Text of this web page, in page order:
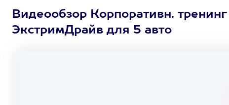
Видеообзор Корпоративн.
ЭкстримДрайв для 5 авто